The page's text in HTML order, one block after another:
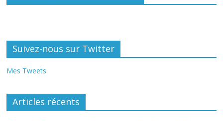
Suivez-nous sur Twitter
Mes Tweets
Articles récents